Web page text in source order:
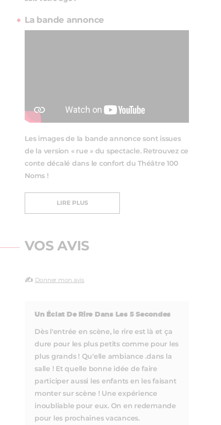
La bande annonce
Les images de la bande annonce sont issues
de la version « rue » du spectacle. Retrouvez ce
conte décalé dans le confort du Théâtre 100
Noms !
LIRE PLUS
VOS AVIS
✍️ Donner mon avis
Un Éclat De Rire Dans Les 5 Secondes
Dès l'entrée en scène, le rire est là et ça
dure pour les plus petits comme pour les
plus grands ! Qu'elle ambiance .dans la
salle ! Et quelle bonne idée de faire
participer aussi les enfants en les faisant
monter sur scène ! Une expérience
inoubliable pour eux. On en redemande
pour les prochaines vacances.